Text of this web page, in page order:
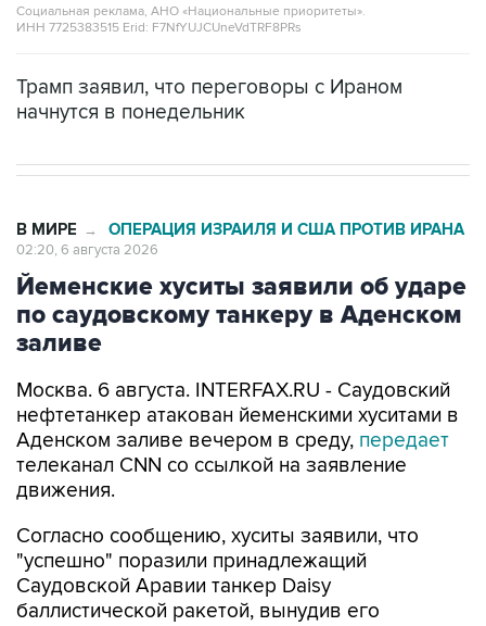
Социальная реклама, АНО «Национальные приоритеты».
ИНН 7725383515 Erid: F7NfYUJCUneVdTRF8PRs
Трамп заявил, что переговоры с Ираном
начнутся в понедельник
В МИРЕ → ОПЕРАЦИЯ ИЗРАИЛЯ И США ПРОТИВ ИРАНА
02:20, 6 августа 2026
Йеменские хуситы заявили об ударе
по саудовскому танкеру в Аденском
заливе
Москва. 6 августа. INTERFAX.RU - Саудовский
нефтетанкер атакован йеменскими хуситами в
Аденском заливе вечером в среду, передает
телеканал CNN со ссылкой на заявление
движения.
Согласно сообщению, хуситы заявили, что
"успешно" поразили принадлежащий
Саудовской Аравии танкер Daisy
баллистической ракетой, вынудив его